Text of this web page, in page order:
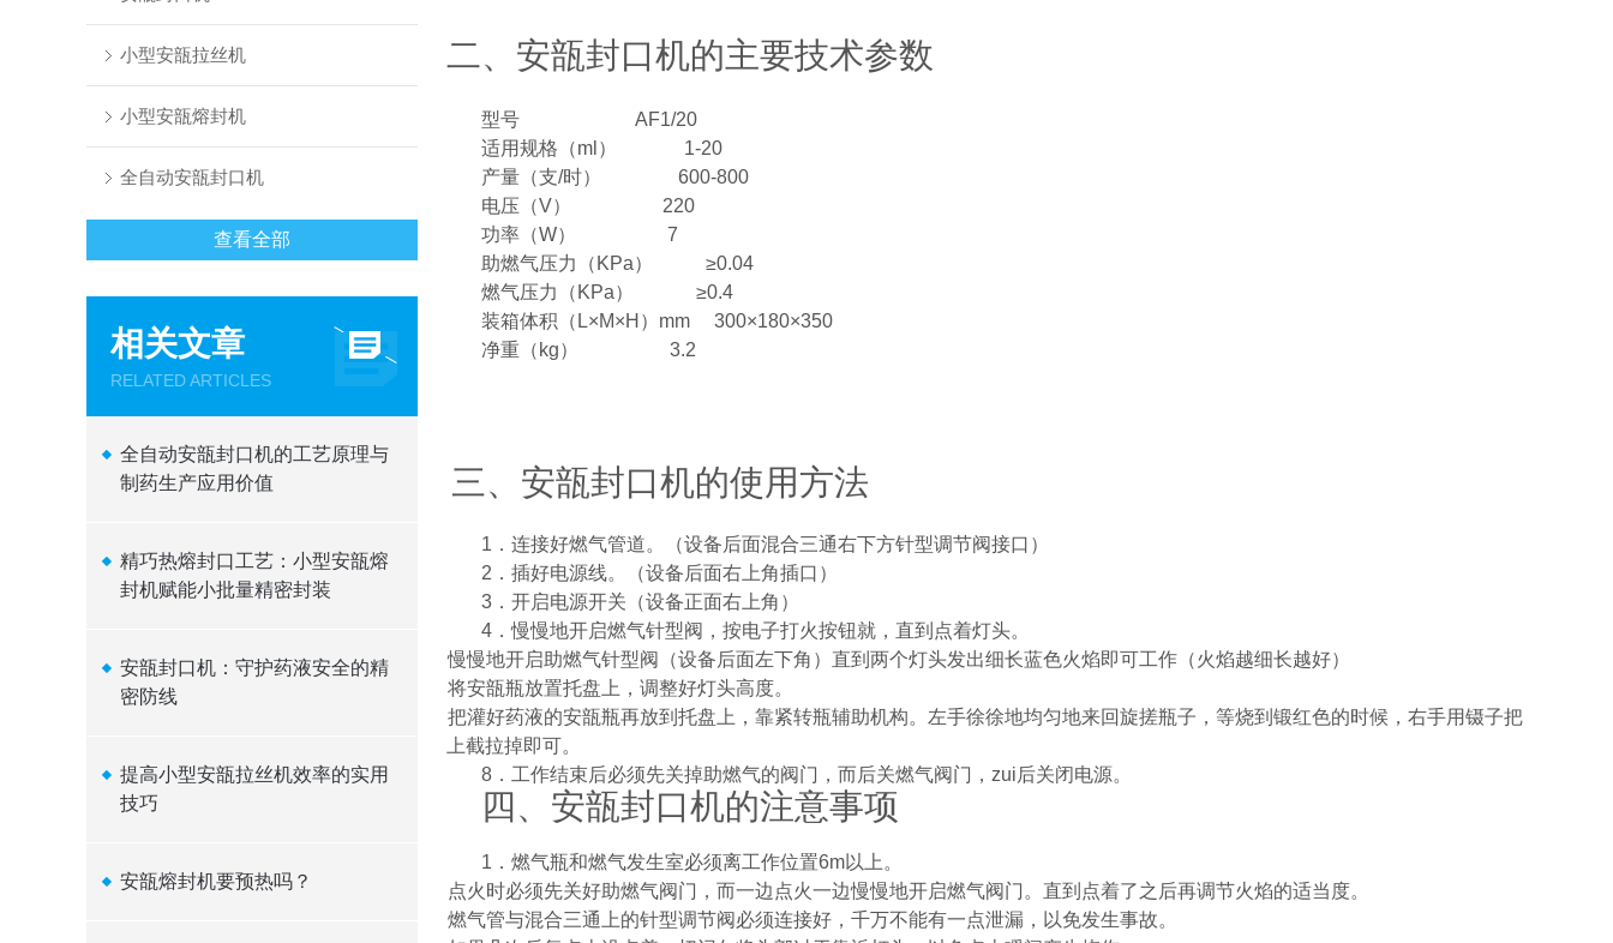
小型安瓿拉丝机
小型安瓿熔封机
全自动安瓿封口机
查看全部
相关文章
RELATED ARTICLES
全自动安瓿封口机的工艺原理与
制药生产应用价值
精巧热熔封口工艺：小型安瓿熔
封机赋能小批量精密封装
安瓿封口机：守护药液安全的精
密防线
提高小型安瓿拉丝机效率的实用
技巧
安瓿熔封机要预热吗？
二、安瓿封口机的主要技术参数
型号 AF1/20
适用规格（ml ）
1-20
产量（支/时）
600-800
电压（V）
220
功率（W）
7
助燃气压力（ KPa） ≥0.04
燃气压力（ KPa） ≥0.4
装箱体积（ L×M×H ） mm 300×180×350
净重（ kg） 3.2
三、安瓿封口机的使用方法
1 ．连接好燃气管道。（设备后面混合三通右下方针型调节阀接口）
2 ．插好电源线。（设备后面右上角插口）
3 ．开启电源开关（设备正面右上角）
4 ．慢慢地开启燃气针型阀，按电子打火按钮就，直到点着灯头。
．慢慢地开启助燃气针型阀（设备后面左下角）直到两个灯头发出细长蓝色火焰即可工作（火焰越细长越好）
．将安瓿瓶放置托盘上，调整好灯头高度。
．把灌好药液的安瓿瓶再放到托盘上，靠紧转瓶辅助机构。左手徐徐地均匀地来回旋搓瓶子，等烧到锻红色的时候，右手用镊子把
上截拉掉即可。
8 ．工作结束后必须先关掉助燃气的阀门，而后关燃气阀门，zui后关闭电源。
四、安瓿封口机的注意事项
1 ．燃气瓶和燃气发生室必须离工作位置6m以上。
．点火时必须先关好助燃气阀门，而一边点火一边慢慢地开启燃气阀门。直到点着了之后再调节火焰的适当度。
．燃气管与混合三通上的针型调节阀必须连接好，千万不能有一点泄漏，以免发生事故。